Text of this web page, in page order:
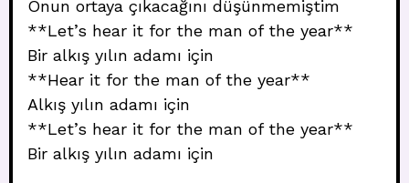
Onun ortaya çıkacağını düşünmemiştim
**Let’s hear it for the man of the year**
Bir alkış yılın adamı için
**Hear it for the man of the year**
Alkış yılın adamı için
**Let’s hear it for the man of the year**
Bir alkış yılın adamı için